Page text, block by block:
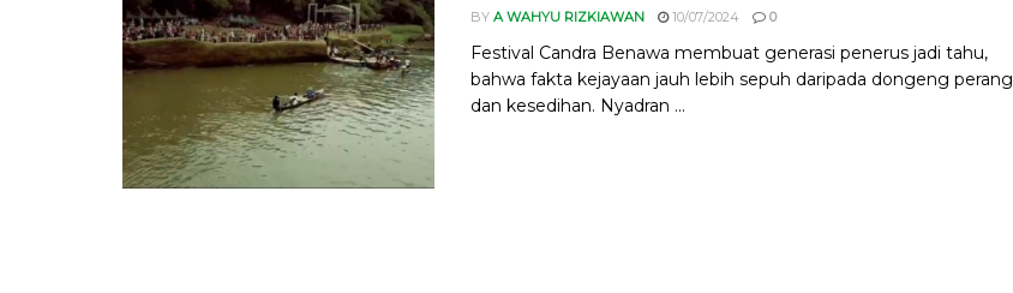
BY A WAHYU RIZKIAWAN 10/07/2024 0
Festival Candra Benawa membuat generasi penerus jadi tahu,
bahwa fakta kejayaan jauh lebih sepuh daripada dongeng perang
dan kesedihan. Nyadran ...